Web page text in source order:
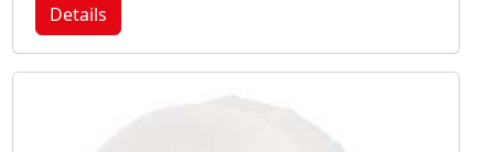
Details